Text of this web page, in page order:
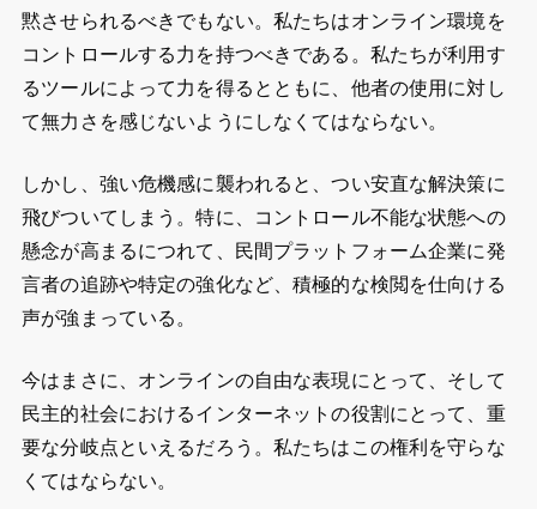
黙させられるべきでもない。私たちはオンライン環境を
コントロールする力を持つべきである。私たちが利用す
るツールによって力を得るとともに、他者の使用に対し
て無力さを感じないようにしなくてはならない。
しかし、強い危機感に襲われると、つい安直な解決策に
飛びついてしまう。特に、コントロール不能な状態への
懸念が高まるにつれて、民間プラットフォーム企業に発
言者の追跡や特定の強化など、積極的な検閲を仕向ける
声が強まっている。
今はまさに、オンラインの自由な表現にとって、そして
民主的社会におけるインターネットの役割にとって、重
要な分岐点といえるだろう。私たちはこの権利を守らな
くてはならない。